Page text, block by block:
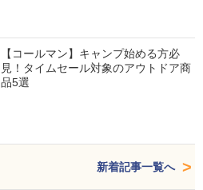
【コールマン】キャンプ始める方必
見！タイムセール対象のアウトドア商
品5選
新着記事一覧へ